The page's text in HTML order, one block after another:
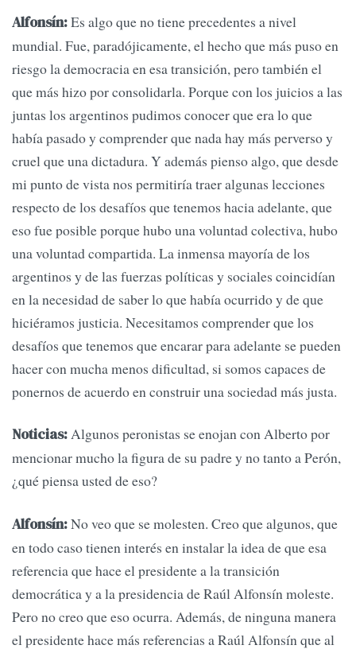
Alfonsín:Es algo que no tiene precedentes a nivel
mundial. Fue, paradójicamente, el hecho que más puso en
riesgo la democracia en esa transición, pero también el
que más hizo por consolidarla. Porque con los juicios a las
juntas los argentinos pudimos conocer que era lo que
había pasado y comprender que nada hay más perverso y
cruel que una dictadura. Y además pienso algo, que desde
mi punto de vista nos permitiría traer algunas lecciones
respecto de los desafíos que tenemos hacia adelante, que
eso fue posible porque hubo una voluntad colectiva, hubo
una voluntad compartida. La inmensa mayoría de los
argentinos y de las fuerzas políticas y sociales coincidían
en la necesidad de saber lo que había ocurrido y de que
hiciéramos justicia. Necesitamos comprender que los
desafíos que tenemos que encarar para adelante se pueden
hacer con mucha menos dificultad, si somos capaces de
ponernos de acuerdo en construir una sociedad más justa.
Noticias:Algunos peronistas se enojan con Alberto por
mencionar mucho la figura de su padre y no tanto a Perón,
¿qué piensa usted de eso?
Alfonsín:No veo que se molesten. Creo que algunos, que
en todo caso tienen interés en instalar la idea de que esa
referencia que hace el presidente a la transición
democrática y a la presidencia de Raúl Alfonsín moleste.
Pero no creo que eso ocurra. Además, de ninguna manera
el presidente hace más referencias a Raúl Alfonsín que al